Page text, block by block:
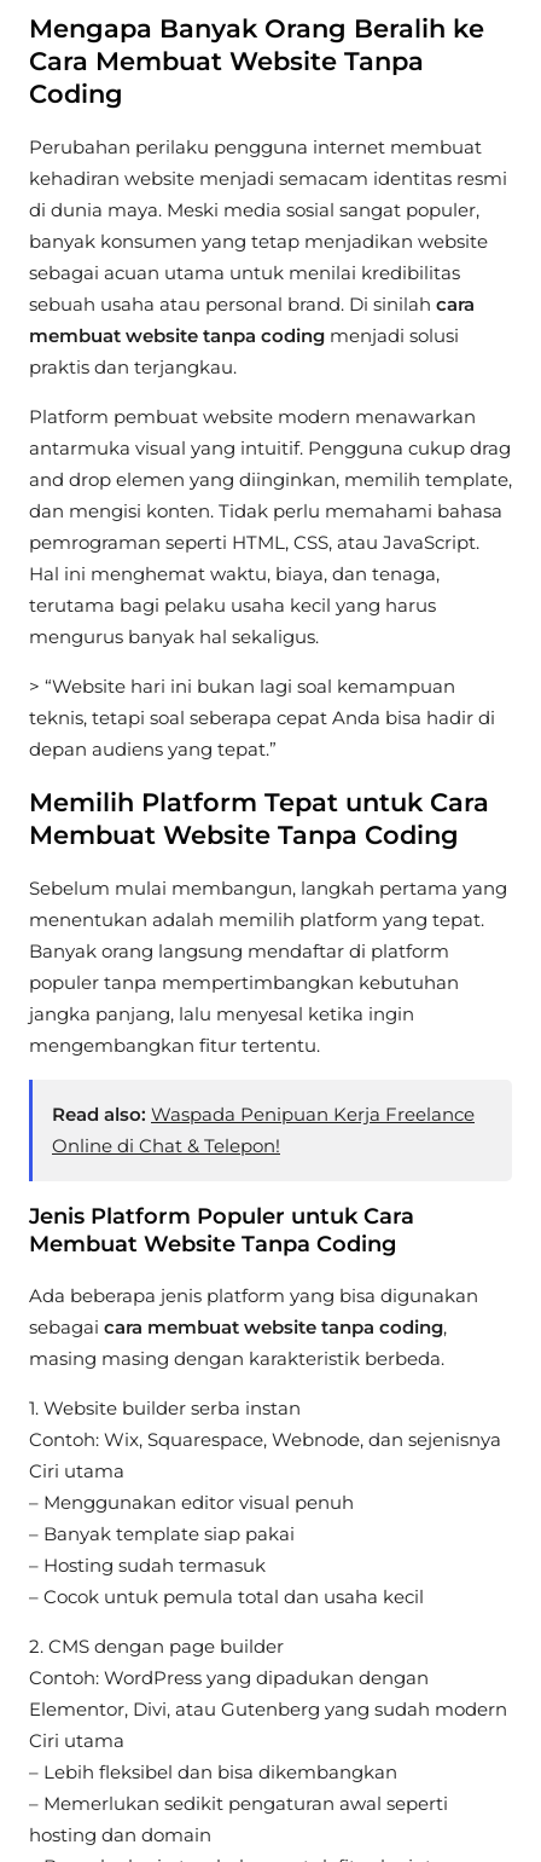
Mengapa Banyak Orang Beralih ke
Cara Membuat Website Tanpa
Coding
Perubahan perilaku pengguna internet membuat
kehadiran website menjadi semacam identitas resmi
di dunia maya. Meski media sosial sangat populer,
banyak konsumen yang tetap menjadikan website
sebagai acuan utama untuk menilai kredibilitas
sebuah usaha atau personal brand. Di sinilah cara
membuat website tanpa coding menjadi solusi
praktis dan terjangkau.
Platform pembuat website modern menawarkan
antarmuka visual yang intuitif. Pengguna cukup drag
and drop elemen yang diinginkan, memilih template,
dan mengisi konten. Tidak perlu memahami bahasa
pemrograman seperti HTML, CSS, atau JavaScript.
Hal ini menghemat waktu, biaya, dan tenaga,
terutama bagi pelaku usaha kecil yang harus
mengurus banyak hal sekaligus.
> “Website hari ini bukan lagi soal kemampuan
teknis, tetapi soal seberapa cepat Anda bisa hadir di
depan audiens yang tepat.”
Memilih Platform Tepat untuk Cara
Membuat Website Tanpa Coding
Sebelum mulai membangun, langkah pertama yang
menentukan adalah memilih platform yang tepat.
Banyak orang langsung mendaftar di platform
populer tanpa mempertimbangkan kebutuhan
jangka panjang, lalu menyesal ketika ingin
mengembangkan fitur tertentu.
Read also: Waspada Penipuan Kerja Freelance
Online di Chat & Telepon!
Jenis Platform Populer untuk Cara
Membuat Website Tanpa Coding
Ada beberapa jenis platform yang bisa digunakan
sebagai cara membuat website tanpa coding,
masing masing dengan karakteristik berbeda.
1. Website builder serba instan
Contoh: Wix, Squarespace, Webnode, dan sejenisnya
Ciri utama
– Menggunakan editor visual penuh
– Banyak template siap pakai
– Hosting sudah termasuk
– Cocok untuk pemula total dan usaha kecil
2. CMS dengan page builder
Contoh: WordPress yang dipadukan dengan
Elementor, Divi, atau Gutenberg yang sudah modern
Ciri utama
– Lebih fleksibel dan bisa dikembangkan
– Memerlukan sedikit pengaturan awal seperti
hosting dan domain